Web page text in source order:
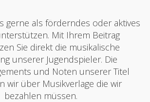
gerne als förderndes oder aktives
Mit Ihrem Beitrag
Sie direkt die musikalische
unserer Jugendspieler. Die
und Noten unserer Titel
wir über Musikverlage die wir
bezahlen müssen.